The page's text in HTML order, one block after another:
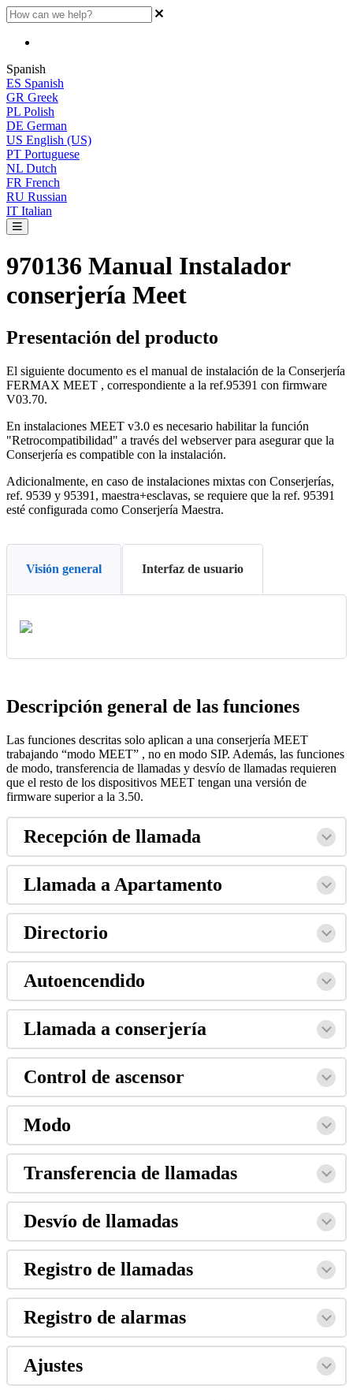
Spanish
ES Spanish
GR Greek
PL Polish
DE German
US English (US)
PT Portuguese
NL Dutch
FR French
RU Russian
IT Italian
970136 Manual Instalador
conserjería Meet
Presentación del producto
El siguiente documento es el manual de instalación de la Conserjería
FERMAX MEET , correspondiente a la ref.95391 con firmware
V03.70.
En instalaciones MEET v3.0 es necesario habilitar la función
"Retrocompatibilidad" a través del webserver para asegurar que la
Conserjería es compatible con la instalación.
Adicionalmente, en caso de instalaciones mixtas con Conserjerías,
ref. 9539 y 95391 , maestra+esclavas, se requiere que la ref. 95391
esté configurada como Conserjería Maestra.
Visión general Interfaz de usuario
Descripción general de las funciones
Las funciones descritas solo aplican a una conserjería MEET
trabajando “modo MEET” , no en modo SIP. Además, las funciones
de modo, transferencia de llamadas y desvío de llamadas requieren
que el resto de los dispositivos MEET tengan una versión de
firmware superior a la 3.50.
Recepción de llamada
Llamada a Apartamento
Directorio
Autoencendido
Llamada a conserjería
Control de ascensor
Modo
Transferencia de llamadas
Desvío de llamadas
Registro de llamadas
Registro de alarmas
Ajustes